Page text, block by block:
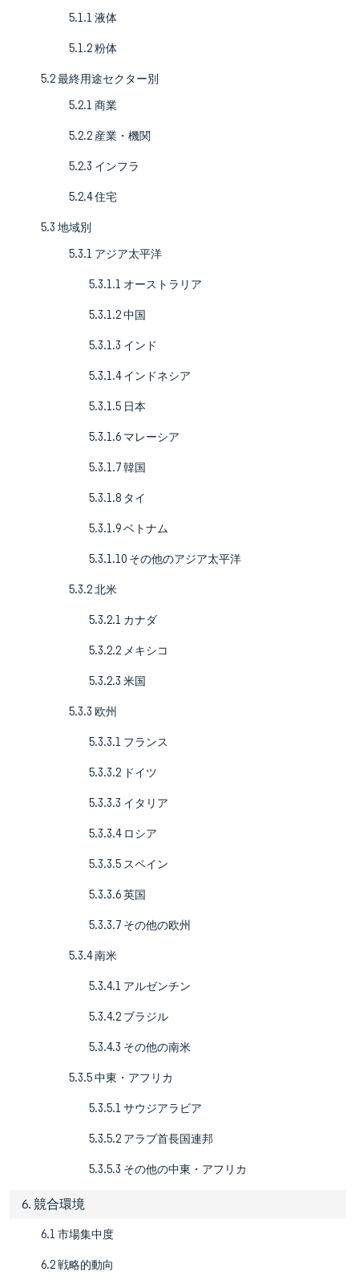
5.1.1 液体
5.1.2 粉体
5.2 最終用途セクター別
5.2.1 商業
5.2.2 産業・機関
5.2.3 インフラ
5.2.4 住宅
5.3 地域別
5.3.1 アジア太平洋
5.3.1.1 オーストラリア
5.3.1.2 中国
5.3.1.3 インド
5.3.1.4 インドネシア
5.3.1.5 日本
5.3.1.6 マレーシア
5.3.1.7 韓国
5.3.1.8 タイ
5.3.1.9 ベトナム
5.3.1.10 その他のアジア太平洋
5.3.2 北米
5.3.2.1 カナダ
5.3.2.2 メキシコ
5.3.2.3 米国
5.3.3 欧州
5.3.3.1 フランス
5.3.3.2 ドイツ
5.3.3.3 イタリア
5.3.3.4 ロシア
5.3.3.5 スペイン
5.3.3.6 英国
5.3.3.7 その他の欧州
5.3.4 南米
5.3.4.1 アルゼンチン
5.3.4.2 ブラジル
5.3.4.3 その他の南米
5.3.5 中東・アフリカ
5.3.5.1 サウジアラビア
5.3.5.2 アラブ首長国連邦
5.3.5.3 その他の中東・アフリカ
6. 競合環境
6.1 市場集中度
6.2 戦略的動向